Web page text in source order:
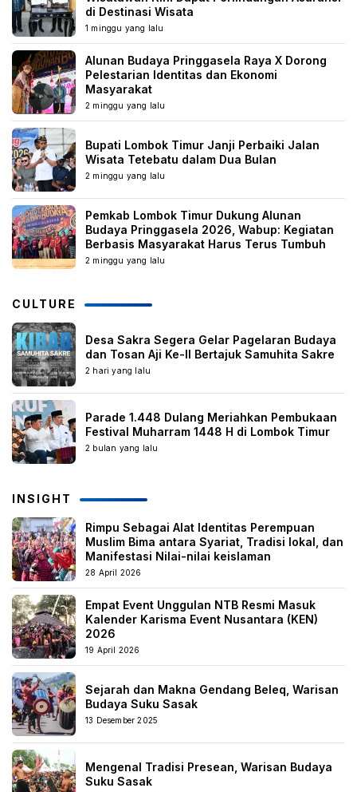
di Destinasi Wisata
1 minggu yang lalu
Alunan Budaya Pringgasela Raya X Dorong
Pelestarian Identitas dan Ekonomi
Masyarakat
2 minggu yang lalu
Bupati Lombok Timur Janji Perbaiki Jalan
Wisata Tetebatu dalam Dua Bulan
2 minggu yang lalu
Pemkab Lombok Timur Dukung Alunan
Budaya Pringgasela 2026, Wabup: Kegiatan
Berbasis Masyarakat Harus Terus Tumbuh
2 minggu yang lalu
CULTURE
Desa Sakra Segera Gelar Pagelaran Budaya
dan Tosan Aji Ke-II Bertajuk Samuhita Sakre
2 hari yang lalu
Parade 1.448 Dulang Meriahkan Pembukaan
Festival Muharram 1448 H di Lombok Timur
2 bulan yang lalu
INSIGHT
Rimpu Sebagai Alat Identitas Perempuan
Muslim Bima antara Syariat, Tradisi lokal, dan
Manifestasi Nilai-nilai keislaman
28 April 2026
Empat Event Unggulan NTB Resmi Masuk
Kalender Karisma Event Nusantara (KEN)
2026
19 April 2026
Sejarah dan Makna Gendang Beleq, Warisan
Budaya Suku Sasak
13 Desember 2025
Mengenal Tradisi Presean, Warisan Budaya
Suku Sasak